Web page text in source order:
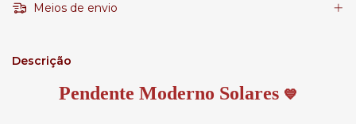
Meios de envio
Descrição
Pendente Moderno Solares 💙